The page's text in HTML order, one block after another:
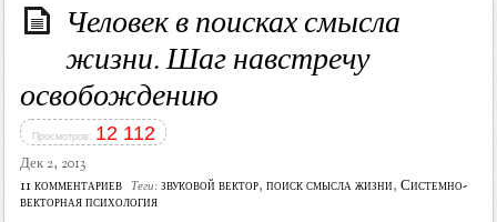
Человек в поисках смысла
жизни. Шаг навстречу
освобождению
Просмотров: 12 112
Дек 2, 2013
11 комментариев Теги:звуковой вектор, поиск смысла жизни, Системно-
векторная психология